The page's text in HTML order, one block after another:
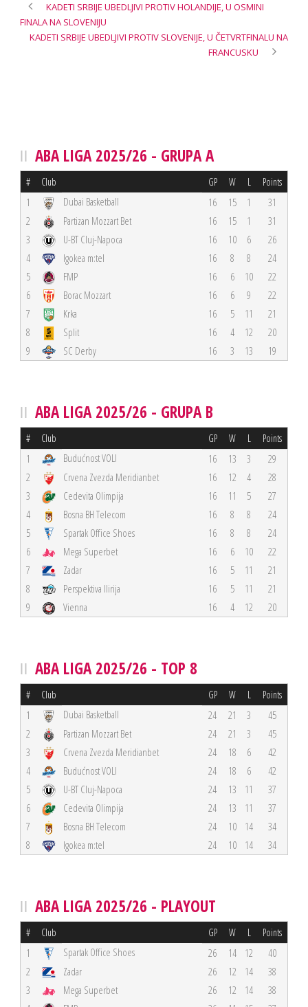
KADETI SRBIJE UBEDLJIVI PROTIV HOLANDIJE, U OSMINI
FINALA NA SLOVENIJU
KADETI SRBIJE UBEDLJIVI PROTIV SLOVENIJE, U ČETVRTFINALU NA
FRANCUSKU
ABA LIGA 2025/26 - GRUPA A
# Club GP W L Points
1 Dubai Basketball 16 15 1
31
2
Partizan Mozzart Bet 16 15 1
31
3
U-BT Cluj-Napoca 16 10 6
26
4
Igokea m:tel 16 8 8
24
5
FMP 16 6 10
22
6
Borac Mozzart 16 6 9
22
7
Krka 16 5 11
21
8
Split 16 4 12
20
9
SC Derby 16 3 13 19
ABA LIGA 2025/26 - GRUPA B
# Club GP W L Points
1 Budućnost VOLI 16 13 3
29
2
Crvena Zvezda Meridianbet 16 12 4
28
3
Cedevita Olimpija 16 11 5
27
4
Bosna BH Telecom 16 8 8
24
5
Spartak Office Shoes 16 8 8
24
6
Mega Superbet 16 6 10
22
7
Zadar 16 5 11
21
8
Perspektiva Ilirija 16 5 11
21
9
Vienna 16 4 12 20
ABA LIGA 2025/26 - TOP 8
# Club GP W L Points
1 Dubai Basketball 24 21 3
45
2
Partizan Mozzart Bet 24 21 3
45
3
Crvena Zvezda Meridianbet 24 18 6
42
4
Budućnost VOLI 24 18 6
42
5
U-BT Cluj-Napoca 24 13 11
37
6
Cedevita Olimpija 24 13 11
37
7
Bosna BH Telecom 24 10 14
34
8
Igokea m:tel 24 10 14 34
ABA LIGA 2025/26 - PLAYOUT
# Club GP W L Points
1 Spartak Office Shoes 26 14 12
40
2
Zadar 26 12 14
38
3
Mega Superbet 26 12 14
38